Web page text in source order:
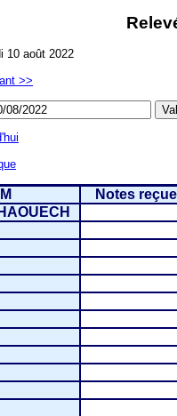
10 août 2022
>>
Notes